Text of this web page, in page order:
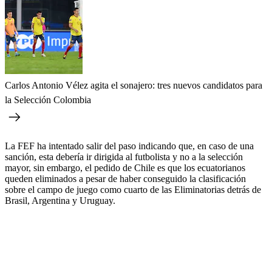
Carlos Antonio Vélez agita el sonajero: tres nuevos candidatos para
la Selección Colombia
La FEF ha intentado salir del paso indicando que, en caso de una
sanción, esta debería ir dirigida al futbolista y no a la selección
mayor, sin embargo, el pedido de Chile es que los ecuatorianos
queden eliminados a pesar de haber conseguido la clasificación
sobre el campo de juego como cuarto de las Eliminatorias detrás de
Brasil, Argentina y Uruguay.